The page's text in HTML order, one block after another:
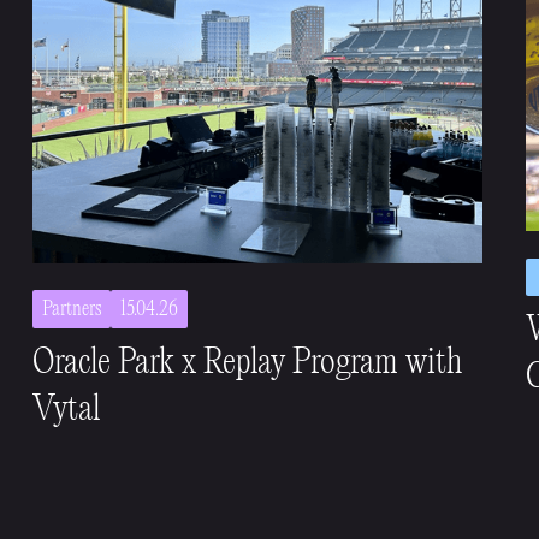
Partners 15.04.26
Oracle Park x Replay Program with
Vytal